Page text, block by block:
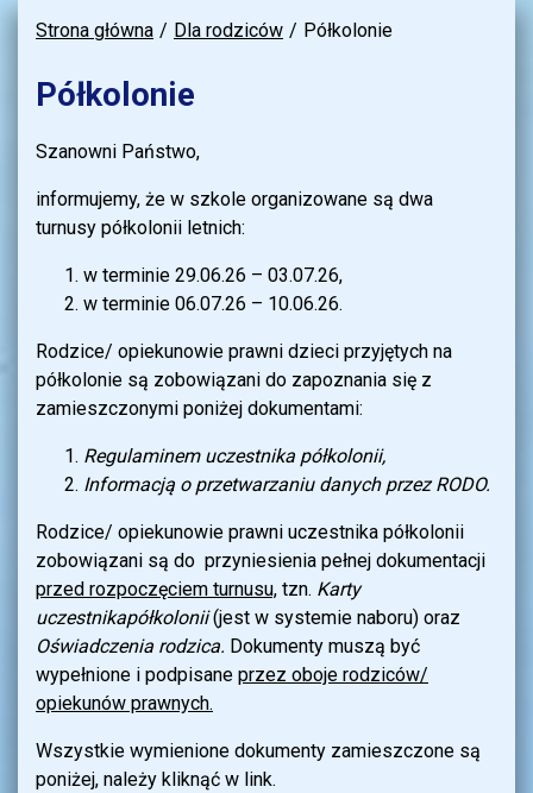
Strona główna Dla rodziców Półkolonie
Półkolonie
Szanowni Państwo,
informujemy, że w szkole organizowane są dwa
turnusy półkolonii letnich:
w terminie 29.06.26 – 03.07.26,
w terminie 06.07.26 – 10.06.26.
Rodzice/ opiekunowie prawni dzieci przyjętych na
półkolonie są zobowiązani do zapoznania się z
zamieszczonymi poniżej dokumentami:
Regulaminem uczestnika półkolonii,
Informacją o przetwarzaniu danych przez RODO.
Rodzice/ opiekunowie prawni uczestnika półkolonii
zobowiązani są do przyniesienia pełnej dokumentacji
przed rozpoczęciem turnusu, tzn. Karty
uczestnikapółkolonii(jest w systemie naboru) oraz
Oświadczenia rodzica. Dokumenty muszą być
wypełnione i podpisane przez oboje rodziców/
opiekunów prawnych.
Wszystkie wymienione dokumenty zamieszczone są
poniżej, należy kliknąć w link.